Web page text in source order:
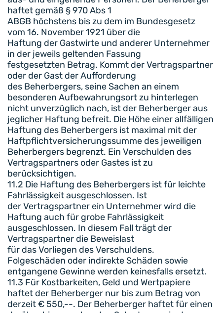
haftet gemäß § 970 Abs 1
ABGB höchstens bis zu dem im Bundesgesetz
vom 16. November 1921 über die
Haftung der Gastwirte und anderer Unternehmer
in der jeweils geltenden Fassung
festgesetzten Betrag. Kommt der Vertragspartner
oder der Gast der Aufforderung
des Beherbergers, seine Sachen an einem
besonderen Aufbewahrungsort zu hinterlegen
nicht unverzüglich nach, ist der Beherberger aus
jeglicher Haftung befreit. Die Höhe einer allfälligen
Haftung des Beherbergers ist maximal mit der
Haftpflichtversicherungssumme des jeweiligen
Beherbergers begrenzt. Ein Verschulden des
Vertragspartners oder Gastes ist zu
berücksichtigen.
11.2 Die Haftung des Beherbergers ist für leichte
Fahrlässigkeit ausgeschlossen. Ist
der Vertragspartner ein Unternehmer wird die
Haftung auch für grobe Fahrlässigkeit
ausgeschlossen. In diesem Fall trägt der
Vertragspartner die Beweislast
für das Vorliegen des Verschuldens.
Folgeschäden oder indirekte Schäden sowie
entgangene Gewinne werden keinesfalls ersetzt.
11.3 Für Kostbarkeiten, Geld und Wertpapiere
haftet der Beherberger nur bis zum Betrag von
derzeit € 550,--. Der Beherberger haftet für einen